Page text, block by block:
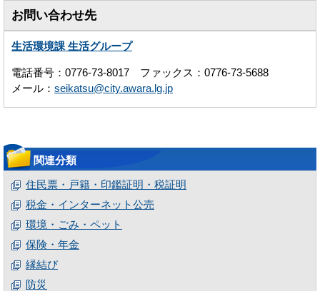
お問い合わせ先
生活環境課 生活グループ
電話番号：0776-73-8017 ファックス：0776-73-5688
メール： seikatsu@city.awara.lg.jp
関連分類
住民票・戸籍・印鑑証明・税証明
税金・インターネット公売
環境・ごみ・ペット
保険・年金
縁結び
防災